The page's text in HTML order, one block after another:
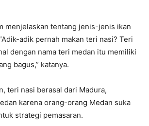
menjelaskan tentang jenis-jenis ikan
adik pernah makan teri nasi? Teri
dengan nama teri medan itu memiliki
bagus,” katanya.
teri nasi berasal dari Madura,
karena orang-orang Medan suka
strategi pemasaran.